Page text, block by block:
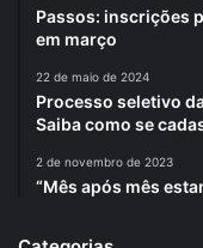
Passos: inscrições
em março
22 de maio de 2024
Processo seletivo
Saiba como se
2 de novembro de 2023
“Mês após mês